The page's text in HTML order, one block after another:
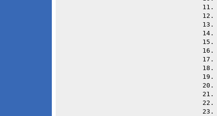
11.
12.
13.
14.
15.
16.
17.
18.
19.
20.
21.
22.
23.